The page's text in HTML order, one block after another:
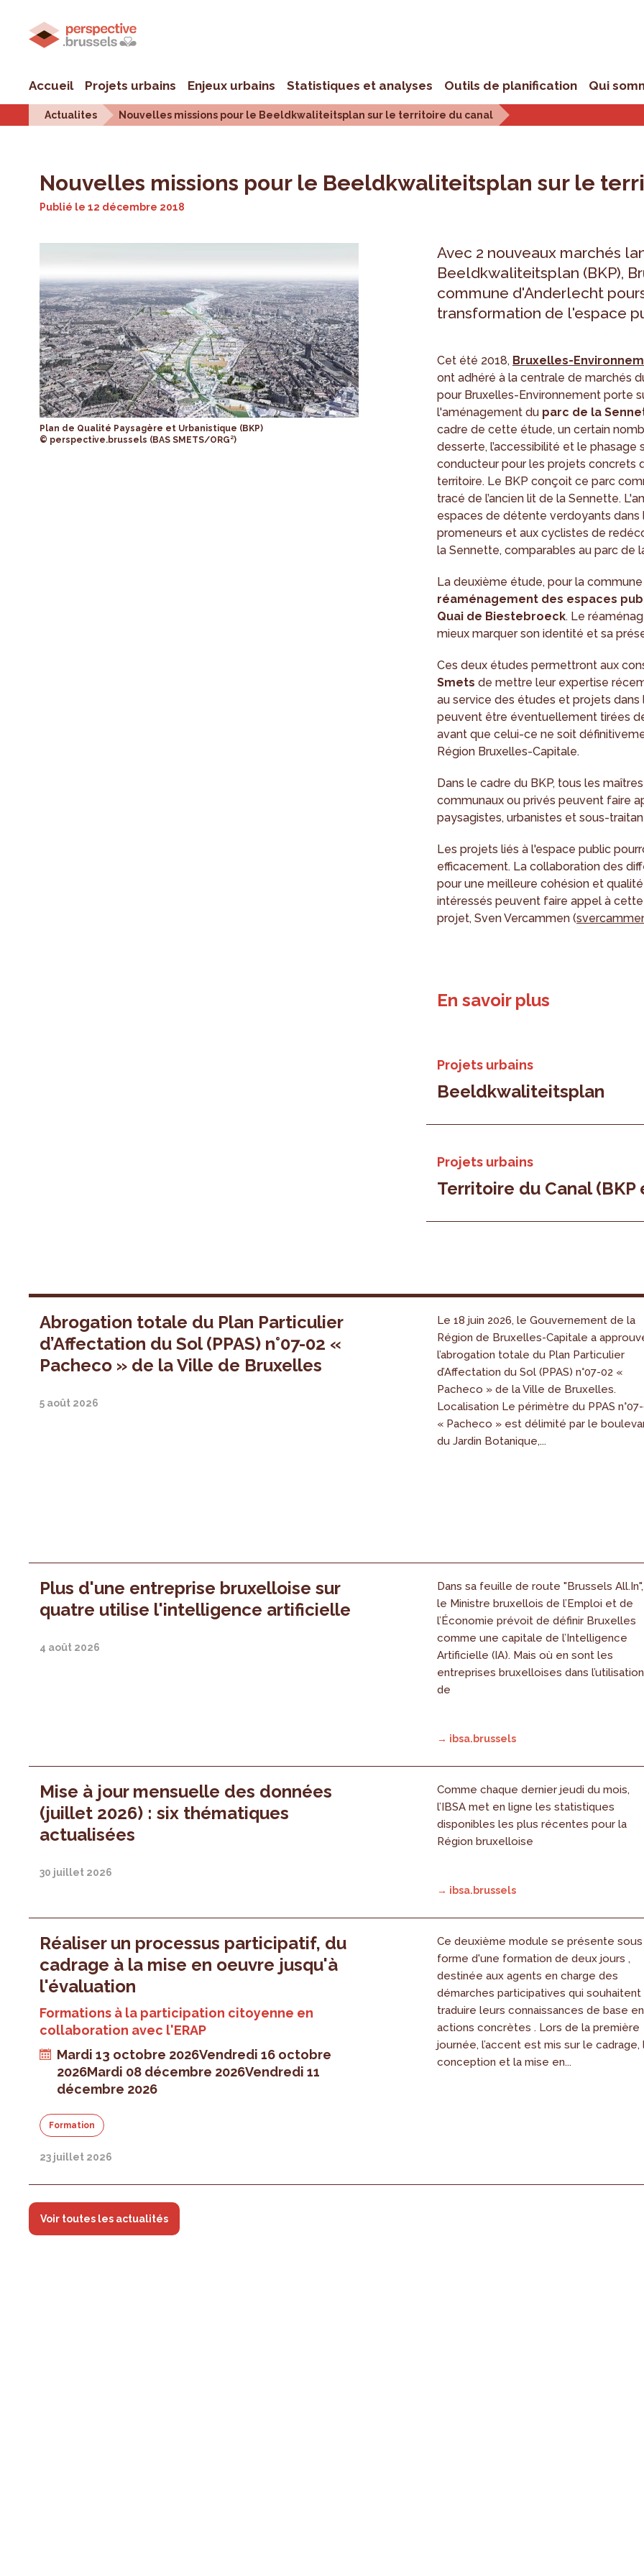
Accueil Projets urbains Enjeux urbains Statistiques et analyses Outils de planification Qui
Actualites Nouvelles missions pour le Beeldkwaliteitsplan sur le territoire du canal
Nouvelles missions pour le Beeldkwaliteitsplan sur le
Publié le12 décembre 2018
Plan de Qualité Paysagère et Urbanistique (BKP)
© perspective.brussels (BAS SMETS/ORG²)
Avec 2 nouveaux marchés
Beeldkwaliteitsplan (BKP),
commune d'Anderlecht
transformation de l'espace
Cet été 2018, Bruxelles-
ont adhéré à la centrale de marchés
pour Bruxelles-Environnement porte
l'aménagement du parc de la
cadre de cette étude, un certain
desserte, l’accessibilité et le
conducteur pour les projets concrets
territoire. Le BKP conçoit ce parc
tracé de l’ancien lit de la Sennette.
espaces de détente verdoyants
promeneurs et aux cyclistes de
la Sennette, comparables au parc de
La deuxième étude, pour la
réaménagement des espaces
Quai de Biestebroeck. Le
mieux marquer son identité et sa
Ces deux études permettront aux
Smets de mettre leur expertise
au service des études et projets
peuvent être éventuellement tirées
avant que celui-ce ne soit
Région Bruxelles-Capitale.
Dans le cadre du BKP, tous les
communaux ou privés peuvent faire
paysagistes, urbanistes et sous-
Les projets liés à l'espace public
efficacement. La collaboration des
pour une meilleure cohésion et
intéressés peuvent faire appel à
projet, Sven Vercammen (
En savoir plus
Projets urbains
Beeldkwaliteitsplan
Projets urbains
Territoire du Canal (BKP
Abrogation totale du Plan Particulier
d’Affectation du Sol (PPAS) n°07-02 «
Pacheco » de la Ville de Bruxelles
5 août 2026
Le 18 juin 2026, le Gouvernement de la
Région de Bruxelles-Capitale a
l’abrogation totale du Plan Particulier
d’Affectation du Sol (PPAS) n°07-02 «
Pacheco » de la Ville de Bruxelles.
Localisation Le périmètre du PPAS
« Pacheco » est délimité par le
du Jardin Botanique,...
Plus d'une entreprise bruxelloise sur
quatre utilise l'intelligence artificielle
4 août 2026
Dans sa feuille de route "Brussels All.In",
le Ministre bruxellois de l’Emploi et de
l’Économie prévoit de définir Bruxelles
comme une capitale de l’Intelligence
Artificielle (IA). Mais où en sont les
entreprises bruxelloises dans l’utilisation
de
→ ibsa.brussels
Mise à jour mensuelle des données
(juillet 2026) : six thématiques
actualisées
30 juillet 2026
Comme chaque dernier jeudi du mois,
l’IBSA met en ligne les statistiques
disponibles les plus récentes pour la
Région bruxelloise
→ ibsa.brussels
Réaliser un processus participatif, du
cadrage à la mise en oeuvre jusqu'à
l'évaluation
Formations à la participation citoyenne en
collaboration avec l'ERAP
Mardi 13 octobre 2026Vendredi 16 octobre
2026Mardi 08 décembre 2026Vendredi 11
décembre 2026
Formation
23 juillet 2026
Ce deuxième module se présente sous
forme d'une formation de deux jours ,
destinée aux agents en charge des
démarches participatives qui souhaitent
traduire leurs connaissances de base en
actions concrètes . Lors de la première
journée, l’accent est mis sur le cadrage,
conception et la mise en...
Voir toutes les actualités